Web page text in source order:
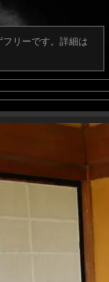
リーです。詳細は